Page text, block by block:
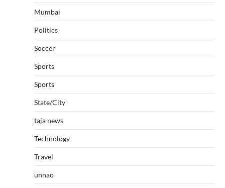
Mumbai
Politics
Soccer
Sports
Sports
State/City
taja news
Technology
Travel
unnao